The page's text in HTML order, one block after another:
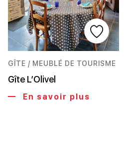
GÎTE / MEUBLÉ DE TOURISME
Gîte L’Olivel
En savoir plus